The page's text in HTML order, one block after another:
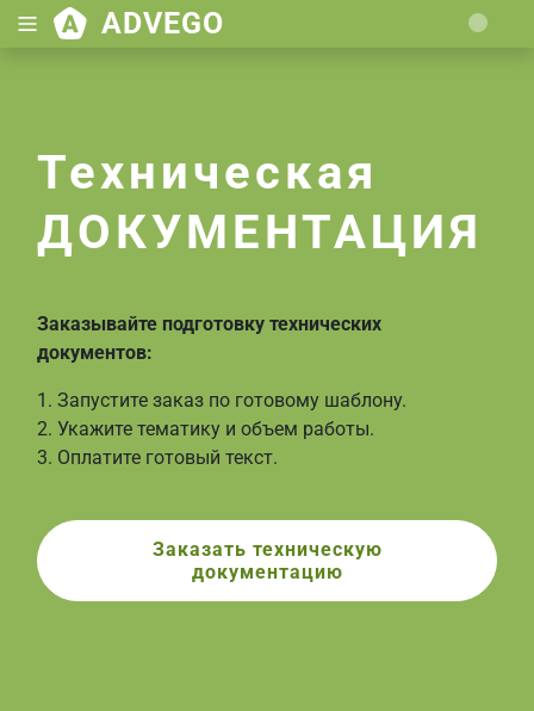
ADVEGO
Техническая
ДОКУМЕНТАЦИЯ
Заказывайте подготовку технических
документов:
1. Запустите заказ по готовому шаблону.
2. Укажите тематику и объем работы.
3. Оплатите готовый текст.
Заказать техническую
документацию